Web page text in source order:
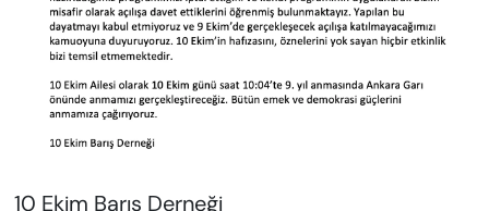
10 Ekim Barış Derneği